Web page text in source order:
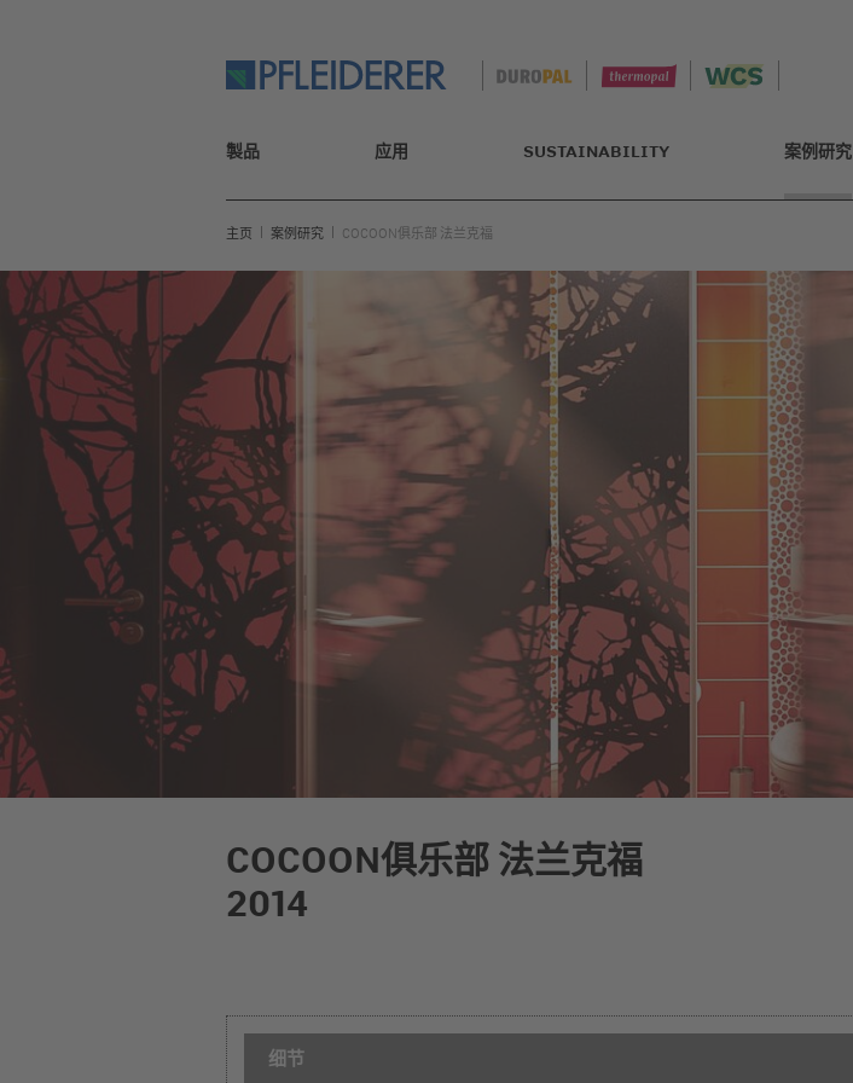
製品 应用 SUSTAINABILITY 案例研究
主页 案例研究 COCOON俱乐部 法兰克福
COCOON俱乐部 法兰克福
2014
细节